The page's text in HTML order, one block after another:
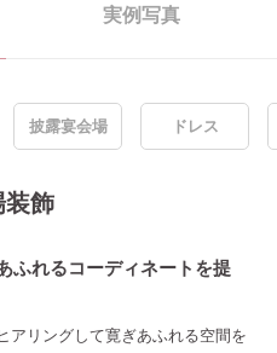
実例写真
披露宴会場 ドレス
飾
ふれるコーディネートを提
アリングして寛ぎあふれる空間を